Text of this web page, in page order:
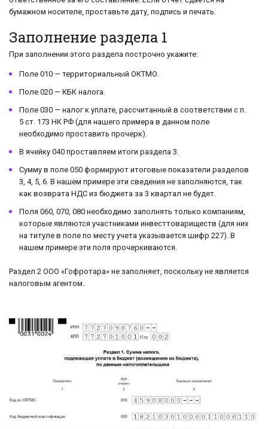
бумажном носителе, проставьте дату, подпись и печать.
Заполнение раздела 1
При заполнении этого раздела построчно укажите:
Поле 010 — территориальный ОКТМО.
Поле 020 — КБК налога.
Поле 030 — налог к уплате, рассчитанный в соответствии с п.
5 ст. 173 НК РФ (для нашего примера в данном поле
необходимо проставить прочерк).
В ячейку 040 проставляем итоги раздела 3.
Сумму в поле 050 формируют итоговые показатели разделов
3, 4, 5, 6. В нашем примере эти сведения не заполняются, так
как возврата НДС из бюджета за 3 квартал не будет.
Поля 060, 070, 080 необходимо заполнять только компаниям,
которые являются участниками инвесттовариществ (для них
на титуле в поле по месту учета указывается шифр 227). В
нашем примере эти поля прочеркиваются.
Раздел 2 ООО «Гофротара» не заполняет, поскольку не является
налоговым агентом.